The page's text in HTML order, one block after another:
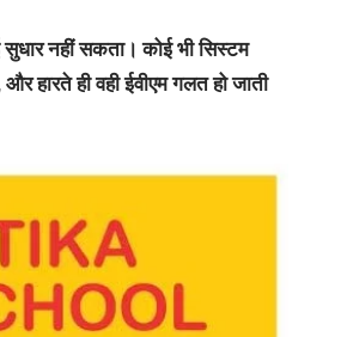
नहीं सकता। कोई भी सिस्टम
हारते ही वही ईवीएम गलत हो जाती